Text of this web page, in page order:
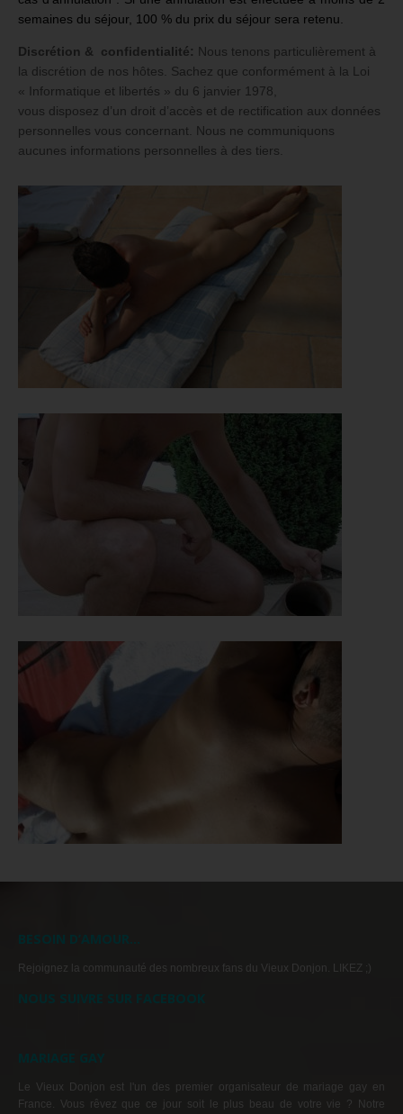
semaines du séjour, 100 % du prix du séjour sera retenu.
Discrétion & confidentialité: Nous tenons particulièrement à
la discrétion de nos hôtes. Sachez que conformément à la Loi
« Informatique et libertés » du 6 janvier 1978,
vous disposez d’un droit d’accès et de rectification aux données
personnelles vous concernant. Nous ne communiquons
aucunes informations personnelles à des tiers.
BESOIN D’AMOUR…
Rejoignez la communauté des nombreux fans du Vieux Donjon. LIKEZ ;)
NOUS SUIVRE SUR FACEBOOK
Le Vieux Donjon est l'un des premier organisateur de mariage gay en
France. Vous rêvez que ce jour soit le plus beau de votre vie ? Notre